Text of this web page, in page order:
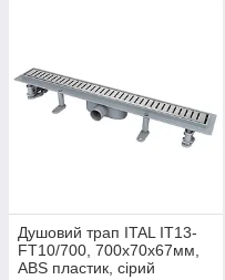
Душовий трап ITAL IT13-
FT10/700, 700х70х67мм,
ABS пластик, сірий